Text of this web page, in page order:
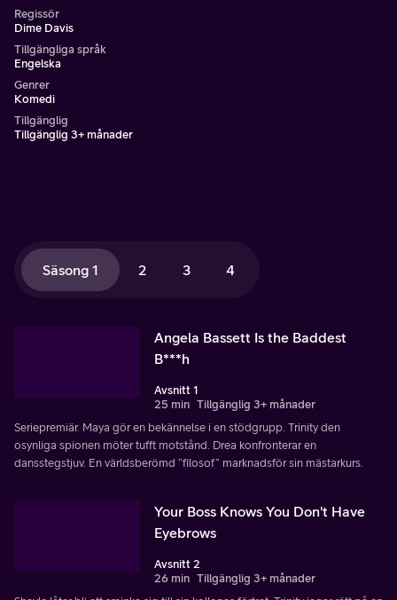
Regissör
Dime Davis
Tillgängliga språk
Engelska
Genrer
Komedi
Tillgänglig
Tillgänglig 3+ månader
Säsong 1 2 3 4
Angela Bassett Is the Baddest
B***h
Avsnitt 1
25 min Tillgänglig 3+ månader
Seriepremiär. Maya gör en bekännelse i en stödgrupp. Trinity den
osynliga spionen möter tufft motstånd. Drea konfronterar en
dansstegstjuv. En världsberömd ”filosof” marknadsför sin mästarkurs.
Your Boss Knows You Don't Have
Eyebrows
Avsnitt 2
26 min Tillgänglig 3+ månader